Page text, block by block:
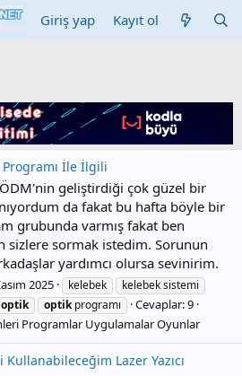
Giriş yap Kayıt ol
Programı İle İlgili
geliştirdiği çok güzel bir
da fakat bu hafta böyle bir
grubunda varmış fakat ben
sizlere sormak istedim. Sorunun
yardımcı olursa sevinirim.
2025 kelebek
kelebek sistemi
optik optikprogramı
Cevaplar: 9
Programlar Uygulamalar Oyunlar
Lazer Yazıcı